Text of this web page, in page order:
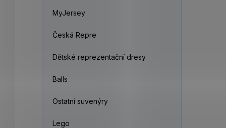
MyJersey
Česká Repre
Dětské reprezentační dresy
Balls
Ostatní suvenýry
Lego